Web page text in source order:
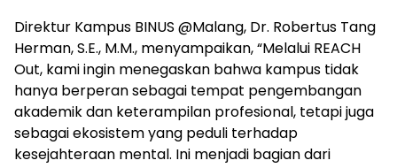
Direktur Kampus BINUS @Malang, Dr. Robertus Tang
Herman, S.E., M.M., menyampaikan, “Melalui REACH
Out, kami ingin menegaskan bahwa kampus tidak
hanya berperan sebagai tempat pengembangan
akademik dan keterampilan profesional, tetapi juga
sebagai ekosistem yang peduli terhadap
kesejahteraan mental. Ini menjadi bagian dari